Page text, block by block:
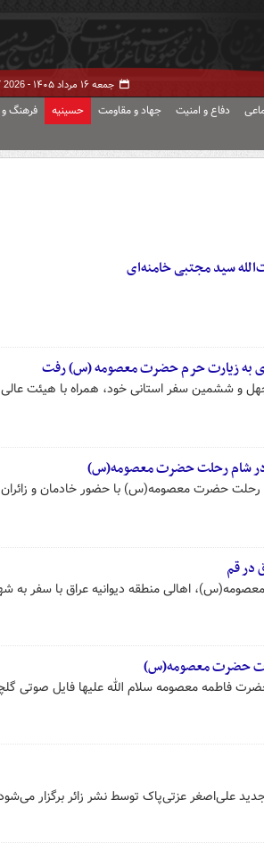
جمعه ۱۶ مرداد ۱۴۰۵ - 2026
دفاع و امنیت جهاد و مقاومت حسینیه فرهنگ
سید مجتبی خامنه‌ای
به زیارت حرم ‌حضرت معصومه (س) رفت
و ششمین سفر استانی خود، همراه با هیئت
در شام رحلت حضرت معصومه(س)
رحلت حضرت معصومه(س) با حضور خادمان و
در قم
اهالی منطقه دیوانیه عراق با سفر به
حضرت معصومه(س)
فاطمه معصومه سلام الله علیها فایل صوتی
علی‌اصغر عزتی‌پاک توسط نشر زائر برگزار